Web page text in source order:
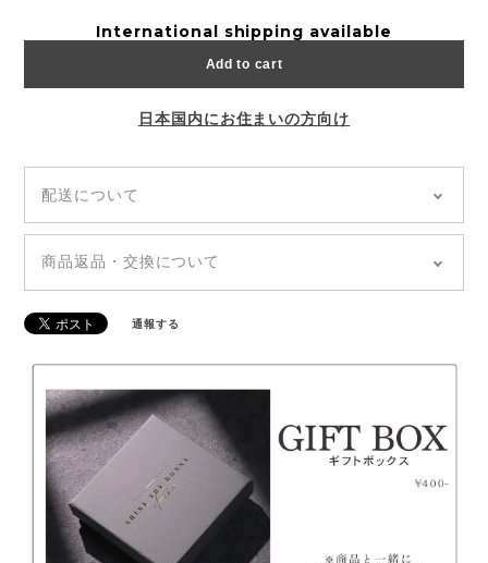
International shipping available
Add to cart
日本国内にお住まいの方向け
配送について
◆全国どこでも「送料無料」
◆追跡あり「郵便局クリックポスト」
◆発送日・到着日の指定はできません。お問い合わせ
商品返品・交換について
品の傷や不具合、ご注文内容に誤りがないかの確認を
◆万が一不良品をお届けしてしまった場合は、すぐに
お取り替えさせていただきますので、お手数ですが
「ご注文者様のお名前、商品欠陥・不良箇所の写真」
を添付しチャットからお問い合わせください。
◆不良品・誤配送の場合以外のお客様都合によるキャ
ンセル・返品はお受けできません。
通報する